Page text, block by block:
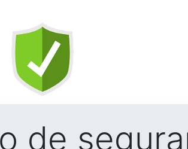
de